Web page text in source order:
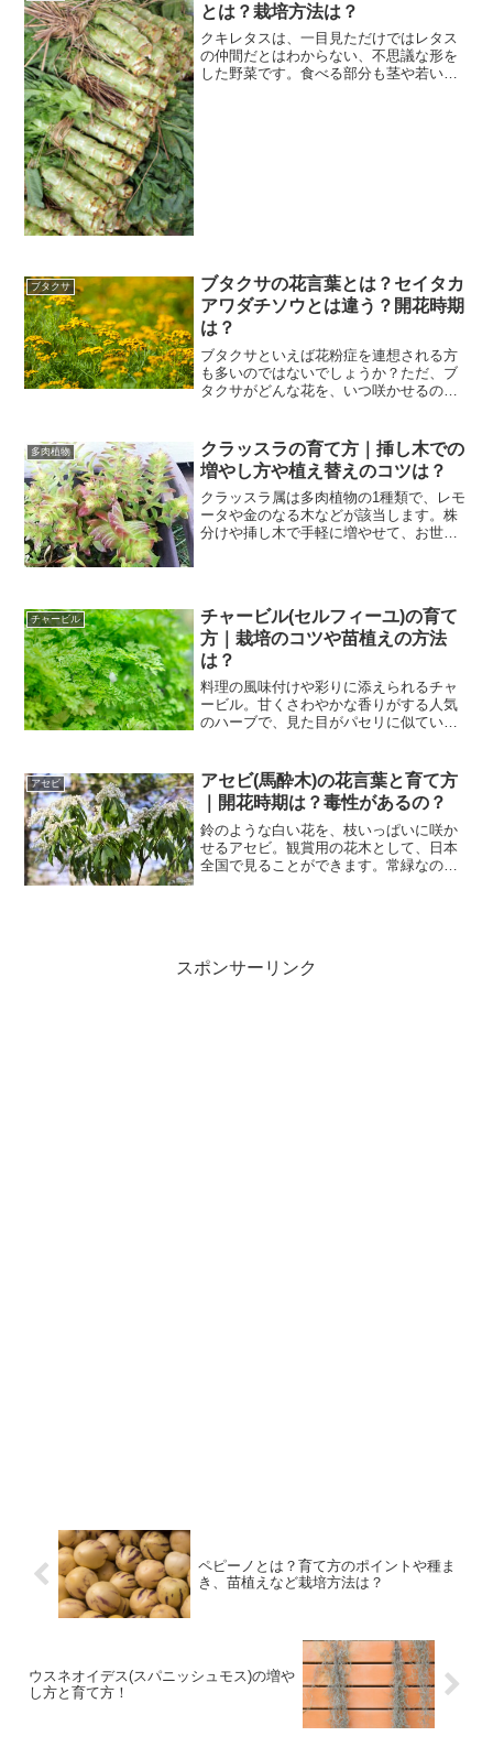
とは？栽培方法は？
クキレタスは、一目見ただけではレタス
の仲間だとはわからない、不思議な形を
した野菜です。食べる部分も茎や若い葉
ブタクサ
ブタクサの花言葉とは？セイタカ
アワダチソウとは違う？開花時期
は？
ブタクサといえば花粉症を連想される方
も多いのではないでしょうか？ただ、ブ
タクサがどんな花を、いつ咲かせるのか
について、花言葉や開花時期、セイタカ
アワダチソウとの違いにつ...
多肉植物
クラッスラの育て方｜挿し木での
増やし方や植え替えのコツは？
クラッスラ属は多肉植物の1種類で、レモ
ータや金のなる木などが該当します。株
分けや挿し木で手軽に増やせて、お世話
チャービル
チャービル(セルフィーユ)の育て
方｜栽培のコツや苗植えの方法
は？
料理の風味付けや彩りに添えられるチャ
ービル。甘くさわやかな香りがする人気
のハーブで、見た目がパセリに似ている
で、自分で育てたものならおいしく味わ
って楽しめますよ。今回は、...
アセビ
アセビ(馬酔木)の花言葉と育て方
｜開花時期は？毒性があるの？
鈴のような白い花を、枝いっぱいに咲か
せるアセビ。観賞用の花木として、日本
全国で見ることができます。常緑なの
スポンサーリンク
ペピーノとは？育て方のポイントや種ま
き、苗植えなど栽培方法は？
ウスネオイデス(スパニッシュモス)の増や
し方と育て方！